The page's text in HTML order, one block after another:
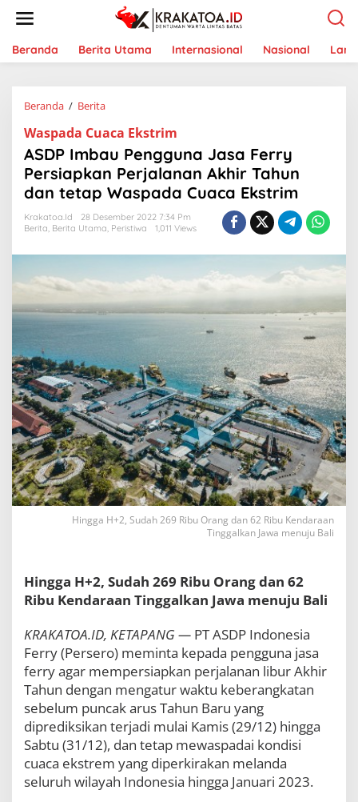
t
Beranda Berita Utama Internasional Nasional
Beranda / Berita
D
P
I
m
b
u
P
g
u
n
a
s
a
F
e
r
r
y
P
e
r
s
k
a
n
e
r
j
l
a
n
a
n
A
k
Waspada Cuaca Ekstrim
ASDP Imbau Pengguna Jasa Ferry
Persiapkan Perjalanan Akhir Tahun
dan tetap Waspada Cuaca Ekstrim
Krakatoa.id
28 Desember 2022 7:34 Pm
Berita, Berita Utama, Peristiwa 1,011 Views
Hingga H+2, Sudah 269 Ribu Orang dan 62 Ribu Kendaraan
Tinggalkan Jawa menuju Bali
Hingga H+2, Sudah 269 Ribu Orang dan 62
Ribu Kendaraan Tinggalkan Jawa menuju Bali
KRAKATOA.ID, KETAPANG — PT ASDP Indonesia
Ferry (Persero) meminta kepada pengguna jasa
ferry agar mempersiapkan perjalanan libur Akhir
Tahun dengan mengatur waktu keberangkatan
sebelum puncak arus Tahun Baru yang
diprediksikan terjadi mulai Kamis (29/12) hingga
Sabtu (31/12), dan tetap mewaspadai kondisi
cuaca ekstrem yang diperkirakan melanda
seluruh wilayah Indonesia hingga Januari 2023.